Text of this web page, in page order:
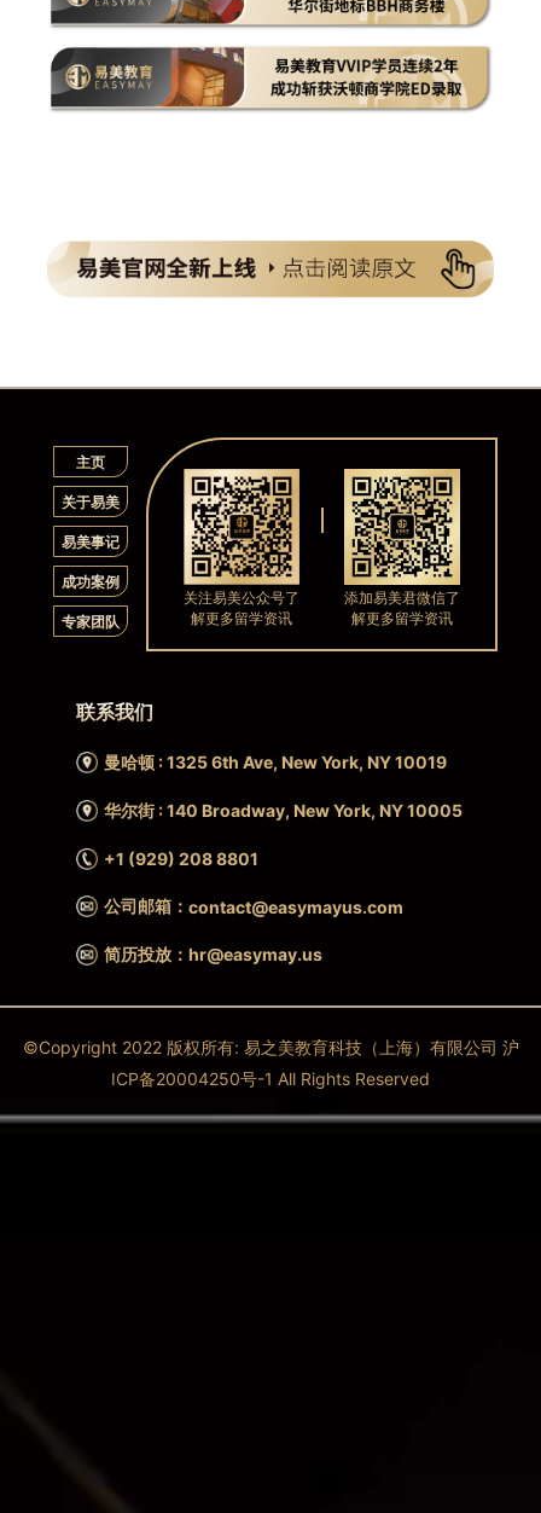
主页
关于易美
易美事记
成功案例
专家团队
联系我们
曼哈顿 : 1325 6th Ave, New York, NY 10019
华尔街 : 140 Broadway, New York, NY 10005
+1 (929) 208 8801
公司邮箱：contact@easymayus.com
简历投放：hr@easymay.us
关注易美公众号了
解更多留学资讯
添加易美君微信了
解更多留学资讯
©Copyright 2022 版权所有: 易之美教育科技（上海）有限公司 沪
ICP备20004250号-1 All Rights Reserved